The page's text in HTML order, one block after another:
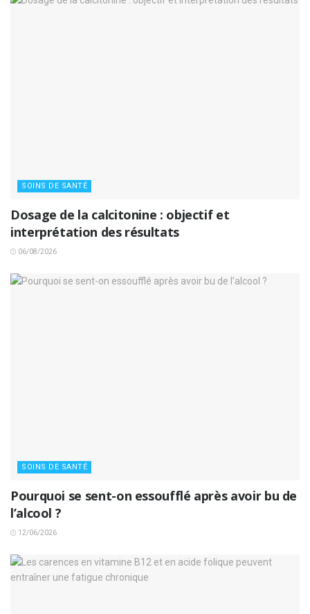
SOINS DE SANTÉ
Dosage de la calcitonine : objectif et
interprétation des résultats
06/08/2026
SOINS DE SANTÉ
Pourquoi se sent-on essoufflé après avoir bu de
l’alcool ?
12/06/2026